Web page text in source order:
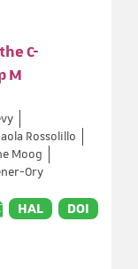
C-
M
Rossolillo
Moog
Ory
HAL DOI